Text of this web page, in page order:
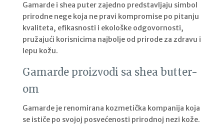
Gamarde i shea puter zajedno predstavljaju simbol
prirodne nege koja ne pravi kompromise po pitanju
kvaliteta, efikasnosti i ekološke odgovornosti,
pružajući korisnicima najbolje od prirode za zdravu i
lepu kožu.
Gamarde proizvodi sa shea butter-
om
Gamarde je renomirana kozmetička kompanija koja
se ističe po svojoj posvećenosti prirodnoj nezi kože.